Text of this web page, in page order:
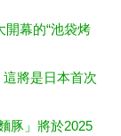
開幕的“池袋烤
將是日本首次
豚」將於2025